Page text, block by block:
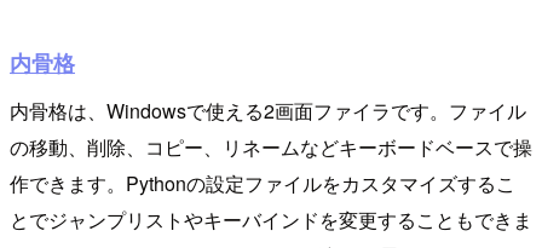
内骨格
内骨格は、Windowsで使える2画面ファイラです。ファイル
の移動、削除、コピー、リネームなどキーボードベースで操
作できます。Pythonの設定ファイルをカスタマイズするこ
とでジャンプリストやキーバインドを変更することもできま